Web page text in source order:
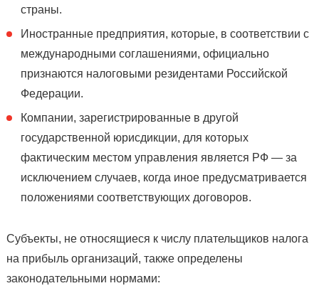
страны.
Иностранные предприятия, которые, в соответствии с
международными соглашениями, официально
признаются налоговыми резидентами Российской
Федерации.
Компании, зарегистрированные в другой
государственной юрисдикции, для которых
фактическим местом управления является РФ — за
исключением случаев, когда иное предусматривается
положениями соответствующих договоров.
Субъекты, не относящиеся к числу плательщиков налога
на прибыль организаций, также определены
законодательными нормами: